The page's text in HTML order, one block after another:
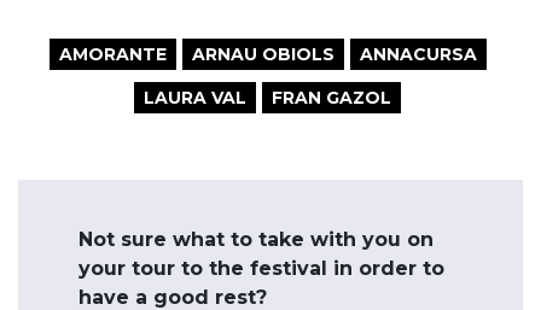
AMORANTE ARNAU OBIOLS
ANNACURSA
LAURA VAL
FRAN GAZOL
Not sure what to take with you on
your tour to the festival in order to
have a good rest?